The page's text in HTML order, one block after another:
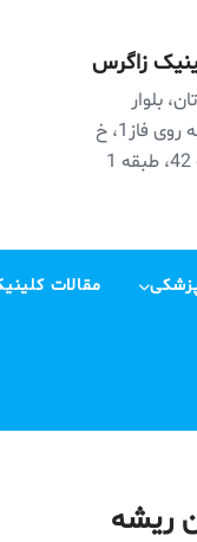
زاگرس
بلوار
نفیسی،روبه روی فاز1، خ
مقالات
ریشه